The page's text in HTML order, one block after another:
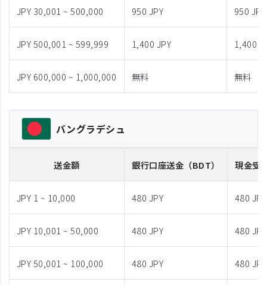
JPY 30,001 ~ 500,000 950 JPY 950 JPY
JPY 500,001 ~ 599,999 1,400 JPY 1,400
JPY 600,000 ~ 1,000,000 無料 無料
バングラデシュ
送金額 銀行口座送金 （BDT） 現金受
JPY 1 ~ 10,000 480 JPY 480 JPY
JPY 10,001 ~ 50,000 480 JPY 480 JPY
JPY 50,001 ~ 100,000 480 JPY 480 JPY